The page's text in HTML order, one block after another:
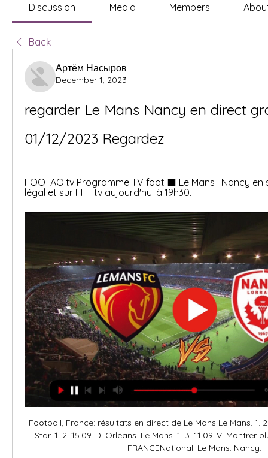
Discussion Media Members
Back
Артём Насыров
December 1, 2023
regarder Le Mans Nancy en direct
01/12/2023 Regardez
FOOTAO.tv Programme TV foot ⬛ Le Mans · Nancy
légal et sur FFF tv aujourd'hui à 19h30.
Football, France: résultats en direct de Le Mans Le Mans. 1. 2. 22.09. V. Le Mans. Red Star. 1. 2. 15.09. D. Orléans. Le Mans. 1. 3. 11.09. V. Montrer plus de matchs. Prévus. FRANCENational. Le Mans. Nancy.

Je suis personnel relevant des collectivités territoriales, au sein d'un établissement scolaire, puis-je bénéficier du Pass Éducation? Non, car vous n'êtes pas personnel de l'éducation nationale, mais relevez d'une collectivité territoriale (commune, département, région). Les personnels qui relèvent de l'enseignement privé ont-ils droit au Pass Education? Seuls bénéficient du Pass Education les personnels rémunérés par l’éducation nationale exerçant en établissement privé sous contrat. Je suis enseignant. Pour avoir mon Pass, dois-je faire une demande au ministère de l'Éducation nationale ou va-t-on me l'envoyer? Concernant l'attribution du Pass Éducation, l'interlocuteur des professeurs est le directeur de l'école, le principal ou le proviseur. 

RTL2 Le Son Pop-Rock: écouter la radio en direct, émissions Retrouvez tous les contenus musicaux, émissions, podcasts, évènements et bien plus encore sur rtl2.fr.

Les IEN de circonscription, les chefs d’établissement formulent leurs demandes de réassort en ligne sur la plateforme dédiée. Votre école ou établissement a reçu une quantité de Pass Éducation finalement supérieure aux besoins réels. Qu’en faire? Certains destinataires ont reçu des commandes avec un volume de pass supérieur aux besoins réels. Nous vous invitons à retourner les pass en surplus au ministère de l’éducation nationale et de la jeunesse, bureau SAAM D2 – 110 rue de Grenelle 75537 Paris SP07. Liste des musées et monuments nationaux en académie Seules les académies de France métropolitaine et de Corse proposent des musées et monuments nationaux accessibles gratuitement aux détenteurs d'un Pass Éducation. 

Qu'est-ce que le Pass Éducation? Le Pass Éducation permet d'accéder gratuitement aux collections permanentes de plus de 160 musées et monuments nationaux. Le Pass Éducation permet de préparer les projets éducatifs dans des conditions optimales. Ces projets, développés avec les élèves, enrichissent et diversifient leur parcours d'éducation artistique et culturelle, politique prioritaire partagée entre les ministères en charge de l’éducation nationale et de la culture. 

MSB.FR - Le Mans Sarthe Basket Le Mans. 98-66. Nancy. Le Mans. Nancy. Autres matches · Journal du match. MSB Actualités gratuit de 1 620 places, dont 32 pour les bus et 24 pour les PMR ...

Accueil - Betclic ELITE ... direct et commentés, statistiques complètes… Connexion. Pas encore inscrit(e) ? Créez votre compte gratuitement. Voir aussi. Partenaires de la LNB.

Pour ce faire, les équipes éducatives s'appuieront utilement sur le référentiel du parcours d'éducation artistique et culturelle de l'élève (PEAC) annexé à l'arrêté du 1er juillet 2015. Ce parcours a pour objectifs de: Cultiver sa sensibilité, sa curiosité et son plaisir à rencontrer des œuvres Échanger avec un artiste, un créateur ou un professionnel de l’art et de la culture Appréhender des œuvres et des productions artistiques Identifier des lieux et des acteurs culturels de son territoire Exprimer une émotion esthétique et un jugement critique Utiliser un vocabulaire approprié Mobiliser des savoirs et des expériences au service de la compréhension d’une œuvre. Sur les sites web des rectorats, les délégations académiques à l'éducation artistique et à l'action culturelle (DAAC) fournissent des ressources sur la mise en œuvre du parcours d'éducation artistique et culturelle dans les académies. 

Live Live. VALENCE CSI3* NOVEMBRE 2023 - - France. VALENCE - MANEGE Voir maintenant. Prochains lives. Début du live le 01/12. CUERS PIERREFEU NATIONAL DECEMBRE 2023.

Les professeurs recrutés localement ne bénéficient pas de cette mesure. Distribution du Pass Éducation La distribution du nouveau Pass Éducation intervient depuis janvier 2022. Le Pass Éducation est distribué par les directeurs d'école et les chefs d'établissement dans les écoles, collèges et lycées publics et privés sous contrat. Objectifs pédagogiques et éducatifs Le Pass Éducation est un outil au service de l'éducation artistique et culturelle, qui s'appuie sur les enseignements, la rencontre directe avec des œuvres et les artistes, l'expérience de pratiques artistiques et l'acquisition de connaissances. Il permet de faciliter la mise en œuvre du parcours éducation artistique et culturelle de l'élève en favorisant la construction de projets éducatifs et pédagogiques au sein de l'école ou de l'établissement afin de: Transmettre une culture artistique et patrimoniale à chaque élève Favoriser la rencontre avec les œuvres d'art et les artistes Encourager la pratique artistique Favoriser l'appropriation de connaissances artistiques et culturelles pour chaque élève À l'école, au collège et au lycée, les élèves doivent avoir la possibilité d'explorer les grands domaines des arts et de la culture dans leurs manifestations patrimoniales et contemporaines, populaires et savantes, nationales et internationales. 

Pass éducation: gratuité des musées et monuments nationauxAttention Les seules modalités d'attribution et de distribution du Pass Éducation autorisées par le ministère sont celles décrites ici. Aucune entreprise ni association n'est habilitée à le délivrer sous aucune forme que ce soit. Toute autre forme de Pass Éducation, notamment E-pass, est invalide au regard du ministère de l’Éducation nationale et de la Jeunesse. 

Le Pass Éducation en pratique Période concernée Le Pass Éducation 2022 est valable pour les années civiles 2022, 2023 et 2024. Il prend effet au 1er janvier 2022. Public concerné Tous les personnels ayant bénéficié du Pass Education sur la période 2019-2021 se verront délivrer un nouveau Pass Education. Le nouveau Pass Éducation 2022 est attribué à tous les personnels rémunérés par l'Éducation nationale - stagiaires, titulaires ou contractuels - exerçant de manière effective en école, collège, lycée publics et privés sous contrat, c’est-à-dire les professeurs, les personnels de direction, d’éducation, les personnels administratifs, sociaux et de santé, les personnels d’orientation, AESH, etc. Les établissements d'enseignement français à l'étranger homologués relevant de l'AEFE sont également servis dans le cadre de la diffusion faite aux établissements. Pour ces établissements, le Pass Éducation est attribué aux seuls enseignants détachés, titulaires de l’Éducation nationale. 

Les sites des services départementaux de l'Éducation nationale (DSDEN) proposent également des ressources en termes d'actions éducatives et pédagogiques. Questions-réponses sur le Pass Éducation Qui sont les personnels concernés par le Pass Éducation? Tous les personnels rémunérés par l’éducation nationale exerçant de manière effective en écoles, collèges ou lycées, publics et privés sous contrat (y compris AEFE). Enseignant à mi-temps, ai-je droit au Pass Éducation? OuiJe suis professeur des écoles stagiaire ai-je droit au Pass Éducation? OuiLes professeurs remplaçants bénéficient-ils du Pass Éducation? OuiJe suis professeur en détachement auprès d'une